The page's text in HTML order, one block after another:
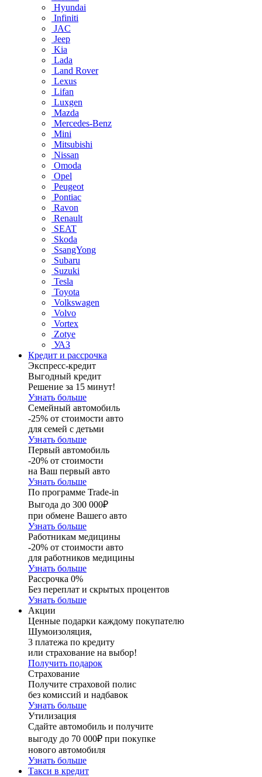
Hyundai
Infiniti
JAC
Jeep
Kia
Lada
Land Rover
Lexus
Lifan
Luxgen
Mazda
Mercedes-Benz
Mini
Mitsubishi
Nissan
Omoda
Opel
Peugeot
Pontiac
Ravon
Renault
SEAT
Skoda
SsangYong
Subaru
Suzuki
Tesla
Toyota
Volkswagen
Volvo
Vortex
Zotye
УАЗ
Кредит и рассрочка
Экспресс-кредит
Выгодный кредит
Решение за 15 минут!
Узнать больше
Семейный автомобиль
-25% от стоимости авто
для семей с детьми
Узнать больше
Первый автомобиль
-20% от стоимости
на Ваш первый авто
Узнать больше
По программе Trade-in
Выгода до 300 000₽
при обмене Вашего авто
Узнать больше
Работникам медицины
-20% от стоимости авто
для работников медицины
Узнать больше
Рассрочка 0%
Без переплат и скрытых процентов
Узнать больше
Акции
Ценные подарки каждому покупателю
Шумоизоляция,
3 платежа по кредиту
или страхование на выбор!
Получить подарок
Страхование
Получите страховой полис
без комиссий и надбавок
Узнать больше
Утилизация
Сдайте автомобиль и получите
выгоду до 70 000₽ при покупке
нового автомобиля
Узнать больше
Такси в кредит